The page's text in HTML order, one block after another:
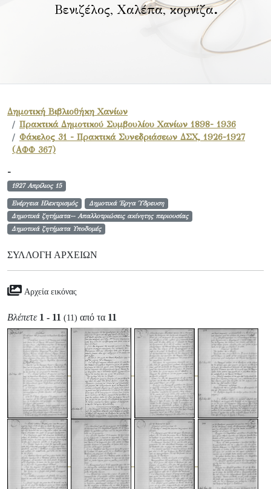
Βενιζέλος, Χαλέπα, κορνίζα.
Δημοτική Βιβλιοθήκη Χανίων
Πρακτικά Δημοτικού Συμβουλίου Χανίων 1898- 1936
Φάκελος 31 - Πρακτικά Συνεδριάσεων ΔΣΧ, 1926-1927
(ΑΦΦ 367)
-
1927 Απρίλιος 15
Ενέργεια Ηλεκτρισμός
Δημοτικά Έργα Ύδρευση
Δημοτικά ζητήματα-- Απαλλοτριώσεις ακίνητης περιουσίας
Δημοτικά ζητήματα Υποδομές
ΣΥΛΛΟΓΉ ΑΡΧΕΊΩΝ
Αρχεία εικόνας
Βλέπετε 1 - 11 (11) από τα 11